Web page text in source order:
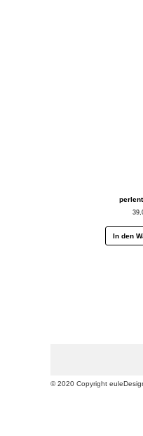
In den
© 2020 Copyright